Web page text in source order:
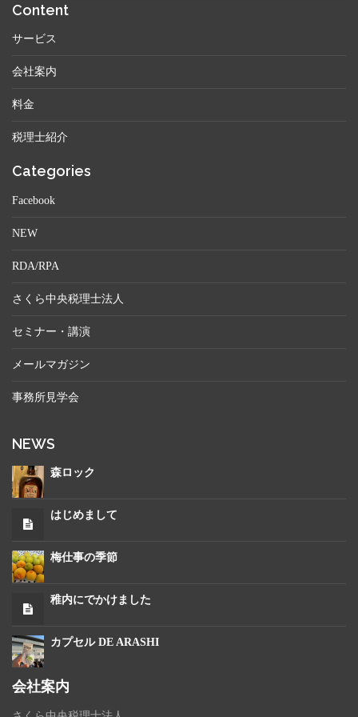
Content
サービス
会社案内
料金
税理士紹介
Categories
Facebook
NEW
RDA/RPA
さくら中央税理士法人
セミナー・講演
メールマガジン
事務所見学会
NEWS
森ロック
はじめまして
梅仕事の季節
稚内にでかけました
カプセル DE ARASHI
会社案内